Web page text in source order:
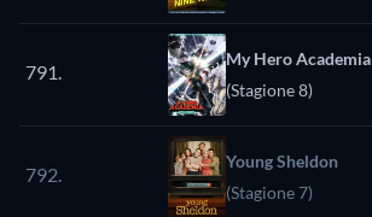
791.
My Hero Academia
(Stagione 8)
792.
Young Sheldon
(Stagione 7)